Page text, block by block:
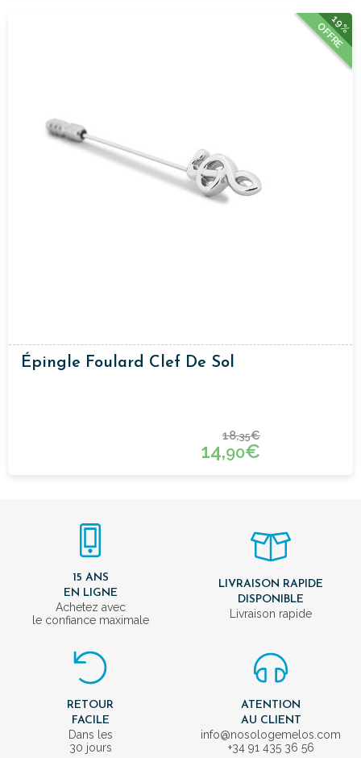
19%
OFFRE
Épingle Foulard Clef De Sol
18,35€
14,90€
15 ANS
EN LIGNE
Achetez avec
le confiance maximale
LIVRAISON RAPIDE
DISPONIBLE
Livraison rapide
RETOUR
FACILE
Dans les
30 jours
ATENTION
AU CLIENT
info@nosologemelos.com
+34 91 435 36 56